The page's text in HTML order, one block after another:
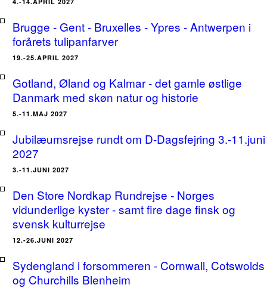
Brugge - Gent - Bruxelles - Ypres - Antwerpen i
forårets tulipanfarver
19.-25.APRIL 2027
Gotland, Øland og Kalmar - det gamle østlige
Danmark med skøn natur og historie
5.-11.MAJ 2027
Jubilæumsrejse rundt om D-Dagsfejring 3.-11.juni
2027
3.-11.JUNI 2027
Den Store Nordkap Rundrejse - Norges
vidunderlige kyster - samt fire dage finsk og
svensk kulturrejse
12.-26.JUNI 2027
Sydengland i forsommeren - Cornwall, Cotswolds
og Churchills Blenheim